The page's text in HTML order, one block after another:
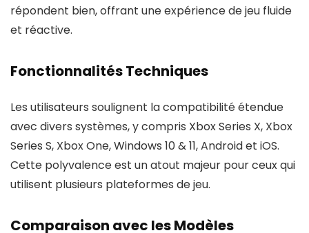
répondent bien, offrant une expérience de jeu fluide
et réactive.
Fonctionnalités Techniques
Les utilisateurs soulignent la compatibilité étendue
avec divers systèmes, y compris Xbox Series X, Xbox
Series S, Xbox One, Windows 10 & 11, Android et iOS.
Cette polyvalence est un atout majeur pour ceux qui
utilisent plusieurs plateformes de jeu.
Comparaison avec les Modèles